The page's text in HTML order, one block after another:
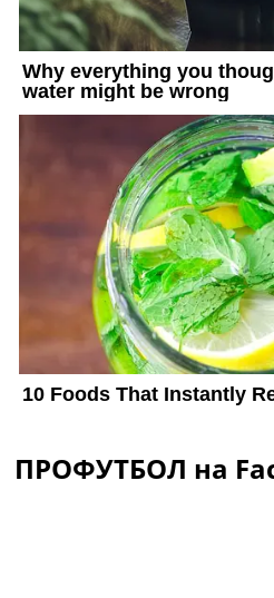
ПРОФУТБОЛ на